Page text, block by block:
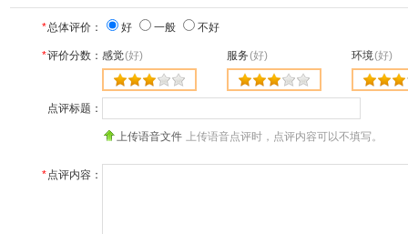
*总体评价： 好 一般 不好
*评价分数： 感觉(好) 服务(好) 环境(好)
点评标题：
上传语音文件 上传语音点评时，点评内容可以不填写。
*点评内容：